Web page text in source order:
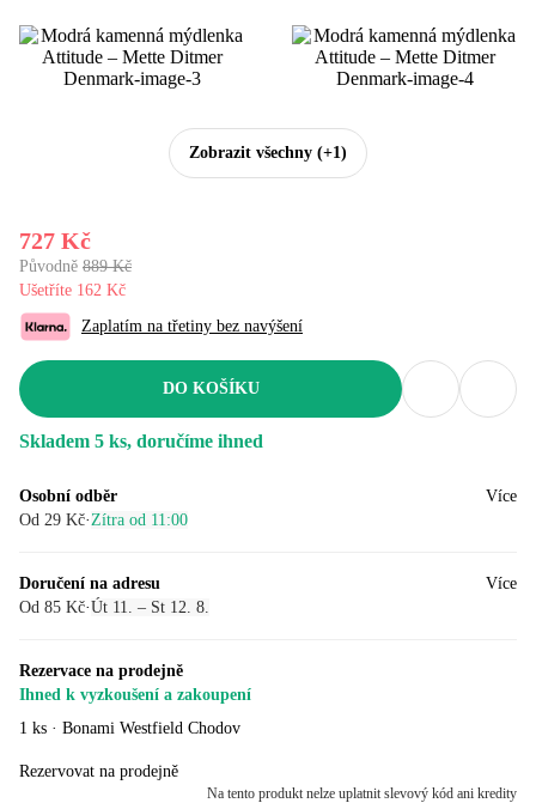
Zobrazit všechny (+1)
727 Kč
Původně 889 Kč
Ušetříte 162 Kč
Zaplatím na třetiny bez navýšení
DO KOŠÍKU
Skladem 5 ks, doručíme ihned
Osobní odběr
Od 29 Kč· Zítra od 11:00
Více
Doručení na adresu
Od 85 Kč·Út 11. – St 12. 8.
Více
Rezervace na prodejně
Ihned k vyzkoušení a zakoupení
1 ks · Bonami Westfield Chodov
Rezervovat na prodejně
Na tento produkt nelze uplatnit slevový kód ani kredity